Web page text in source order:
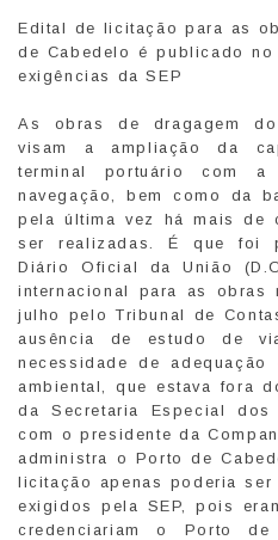
Edital de licitação para as
de Cabedelo é publicado no
exigências da SEP
As obras de dragagem
visam a ampliação da
terminal portuário com
navegação, bem como da
pela última vez há mais de
ser realizadas. É que foi
Diário Oficial da União
internacional para as obras
julho pelo Tribunal de
ausência de estudo de
necessidade de
ambiental, que estava fora
da Secretaria Especial
com o presidente da
administra o Porto de
licitação apenas poderia
exigidos pela SEP, pois
credenciariam o Porto